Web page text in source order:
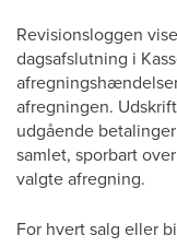
Revisionsloggen
dagsafslutning i
afregningen.
udgående
samlet, sporbart
valgte afregning.
For hvert salg eller